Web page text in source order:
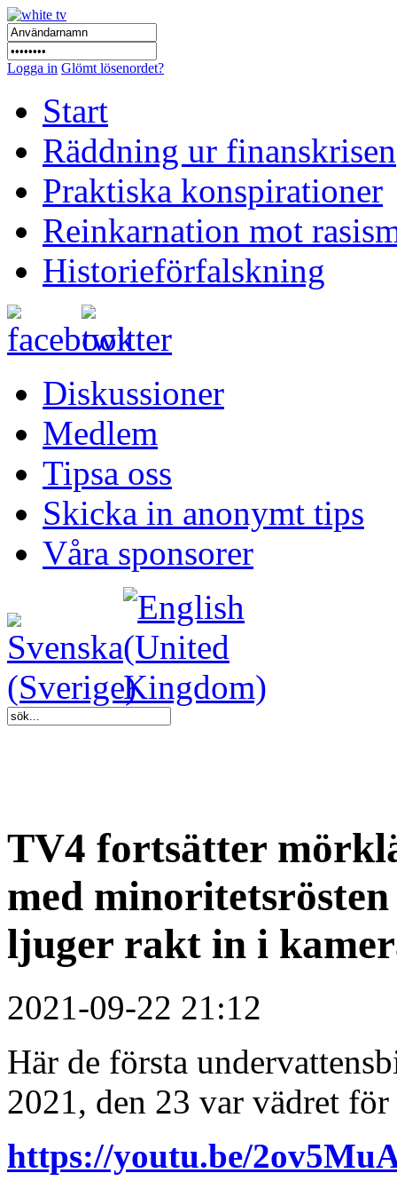
Logga in Glömt lösenordet?
Start
Räddning ur finanskrisen
Praktiska konspirationer
Reinkarnation mot
Historieförfalskning
Diskussioner
Medlem
Tipsa oss
Skicka in anonymt tips
Våra sponsorer
TV4 fortsätter
med
ljuger rakt in i
2021-09-22 21:12
Här de första
2021, den 23 var vädret
https://youtu.be/